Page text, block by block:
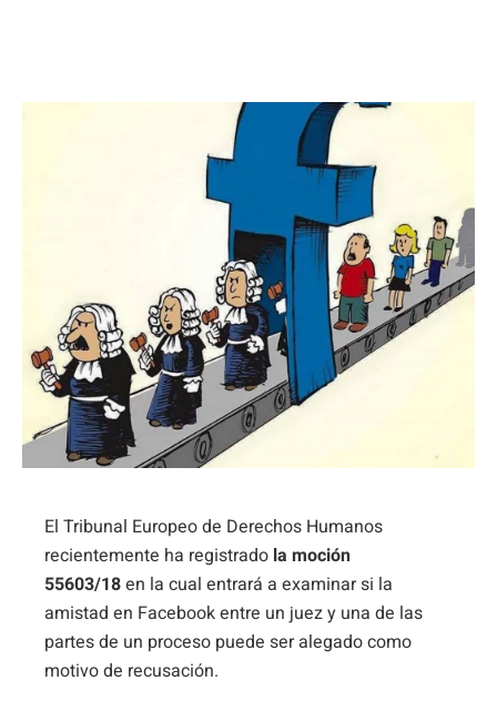
El Tribunal Europeo de Derechos Humanos
recientemente ha registrado la moción
55603/18en la cual entrará a examinar si la
amistad en Facebook entre un juez y una de las
partes de un proceso puede ser alegado como
motivo de recusación.